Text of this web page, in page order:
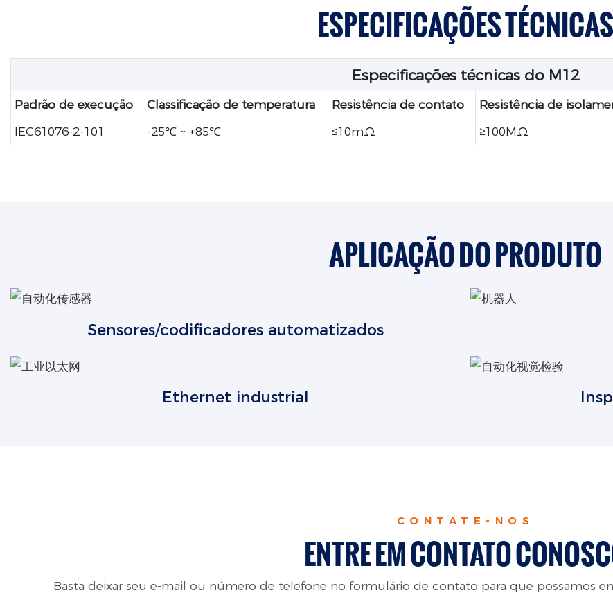
ESPECIFICAÇÕES TÉCNICAS
Especificações técnicas do M12
Padrão de execução Classificação de temperatura Resistência de contato Resistência de
IEC61076-2-101
-25℃ ~ +85℃ ≤10mΩ ≥100MΩ
APLICAÇÃO DO PRODUTO
Sensores/codificadores automatizados
Ethernet industrial
CONTATE-NOS
ENTRE EM CONTATO
Basta deixar seu e-mail ou número de telefone no formulário de contato para que possamos